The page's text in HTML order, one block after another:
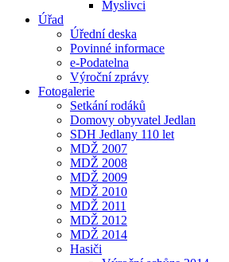
Myslivci
Úřad
Úřední deska
Povinné informace
e-Podatelna
Výroční zprávy
Fotogalerie
Setkání rodáků
Domovy obyvatel Jedlan
SDH Jedlany 110 let
MDŽ 2007
MDŽ 2008
MDŽ 2009
MDŽ 2010
MDŽ 2011
MDŽ 2012
MDŽ 2014
Hasiči